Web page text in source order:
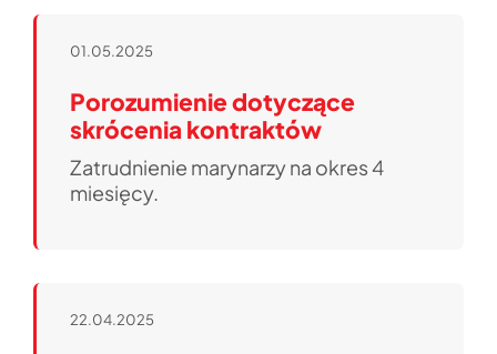
01.05.2025
Porozumienie dotyczące
skrócenia kontraktów
Zatrudnienie marynarzy na okres 4
miesięcy.
22.04.2025